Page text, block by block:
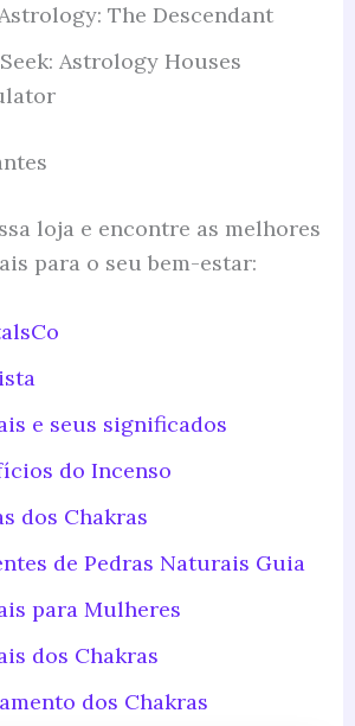
The Descendant
Astrology Houses
loja e encontre as melhores
para o seu bem-estar:
e seus significados
do Incenso
dos Chakras
de Pedras Naturais Guia
para Mulheres
dos Chakras
dos Chakras